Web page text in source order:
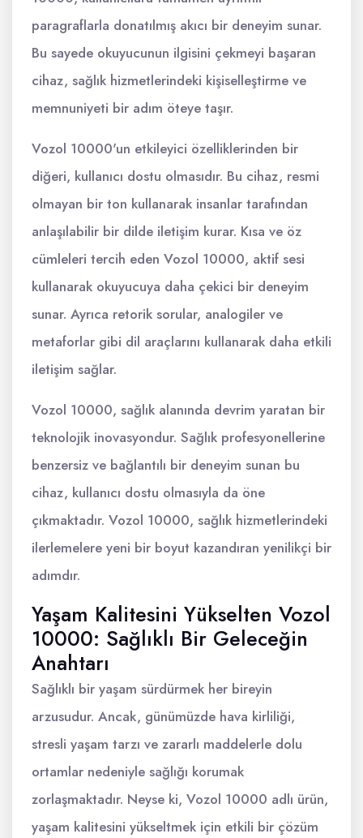
paragraflarla donatılmış akıcı bir deneyim sunar.
Bu sayede okuyucunun ilgisini çekmeyi başaran
cihaz, sağlık hizmetlerindeki kişiselleştirme ve
memnuniyeti bir adım öteye taşır.
Vozol 10000'un etkileyici özelliklerinden bir
diğeri, kullanıcı dostu olmasıdır. Bu cihaz, resmi
olmayan bir ton kullanarak insanlar tarafından
anlaşılabilir bir dilde iletişim kurar. Kısa ve öz
cümleleri tercih eden Vozol 10000, aktif sesi
kullanarak okuyucuya daha çekici bir deneyim
sunar. Ayrıca retorik sorular, analogiler ve
metaforlar gibi dil araçlarını kullanarak daha etkili
iletişim sağlar.
Vozol 10000, sağlık alanında devrim yaratan bir
teknolojik inovasyondur. Sağlık profesyonellerine
benzersiz ve bağlantılı bir deneyim sunan bu
cihaz, kullanıcı dostu olmasıyla da öne
çıkmaktadır. Vozol 10000, sağlık hizmetlerindeki
ilerlemelere yeni bir boyut kazandıran yenilikçi bir
adımdır.
Yaşam Kalitesini Yükselten Vozol
10000: Sağlıklı Bir Geleceğin
Anahtarı
Sağlıklı bir yaşam sürdürmek her bireyin
arzusudur. Ancak, günümüzde hava kirliliği,
stresli yaşam tarzı ve zararlı maddelerle dolu
ortamlar nedeniyle sağlığı korumak
zorlaşmaktadır. Neyse ki, Vozol 10000 adlı ürün,
yaşam kalitesini yükseltmek için etkili bir çözüm